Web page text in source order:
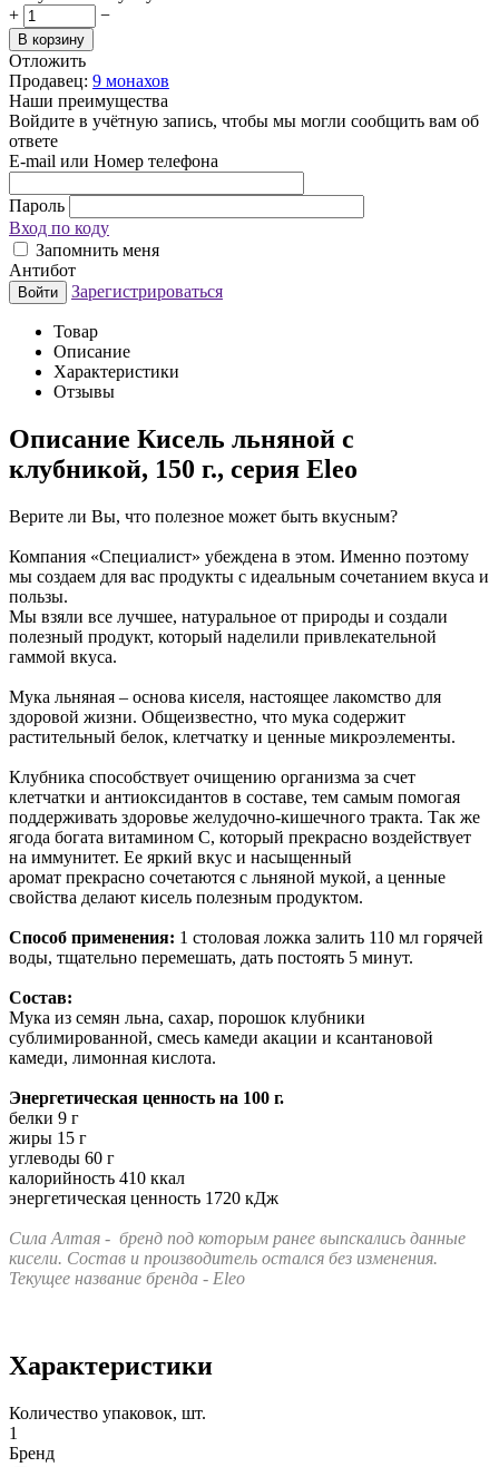
+
−
В корзину
Отложить
Продавец: 9 монахов
Наши преимущества
Войдите в учётную запись, чтобы мы могли сообщить вам об
ответе
E-mail или Номер телефона
Пароль
Вход по коду
Запомнить меня
Антибот
Войти Зарегистрироваться
Товар
Описание
Характеристики
Отзывы
Описание Кисель льняной с
клубникой, 150 г., серия Eleo
Верите ли Вы, что полезное может быть вкусным?
Компания «Специалист» убеждена в этом. Именно поэтому
мы создаем для вас продукты с идеальным сочетанием вкуса и
пользы.
Мы взяли все лучшее, натуральное от природы и создали
полезный продукт, который наделили привлекательной
гаммой вкуса.
Мука льняная – основа киселя, настоящее лакомство для
здоровой жизни. Общеизвестно, что мука содержит
растительный белок, клетчатку и ценные микроэлементы.
Клубника способствует очищению организма за счет
клетчатки и антиоксидантов в составе, тем самым помогая
поддерживать здоровье желудочно-кишечного тракта. Так же
ягода богата витамином С, который прекрасно воздействует
на иммунитет. Ее яркий вкус и насыщенный
аромат прекрасно сочетаются с льняной мукой, а ценные
свойства делают кисель полезным продуктом.
Способ применения: 1 столовая ложка залить 110 мл горячей
воды, тщательно перемешать, дать постоять 5 минут.
Состав:
Мука из семян льна, сахар, порошок клубники
сублимированной, смесь камеди акации и ксантановой
камеди, лимонная кислота.
Энергетическая ценность на 100 г.
белки 9 г
жиры 15 г
углеводы 60 г
калорийность 410 ккал
энергетическая ценность 1720 кДж
Сила Алтая - бренд под которым ранее выпскались данные
кисели. Состав и производитель остался без изменения.
Текущее название бренда - Eleo
Характеристики
Количество упаковок, шт.
1
Бренд